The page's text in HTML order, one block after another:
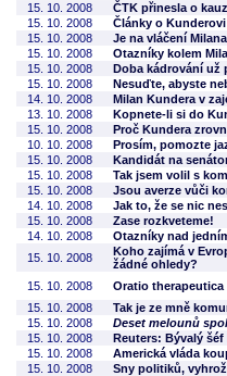
15. 10. 2008
ČTK přinesla o
15. 10. 2008
Články o
15. 10. 2008
Je na vláčení
15. 10. 2008
Otazníky kolem
15. 10. 2008
Doba kádrování už
15. 10. 2008
Nesuďte, abyste
14. 10. 2008
Milan Kundera v
13. 10. 2008
Kopnete-li si do
15. 10. 2008
Proč Kundera
10. 10. 2008
Prosím, pomozte
15. 10. 2008
Kandidát na
15. 10. 2008
Tak jsem volil s
15. 10. 2008
Jsou averze vůči
14. 10. 2008
Jak to, že se nic
15. 10. 2008
Zase rozkveteme!
14. 10. 2008
Otazníky nad
15. 10. 2008
Koho zajímá v
žádné ohledy?
15. 10. 2008
Oratio therapeutica
15. 10. 2008
Tak je ze mně
15. 10. 2008
Deset melounů
15. 10. 2008
Reuters: Bývalý šéf
15. 10. 2008
Americká vláda
15. 10. 2008
Sny politiků,